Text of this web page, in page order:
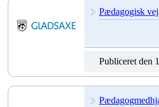
Pædagogisk
Publiceret den